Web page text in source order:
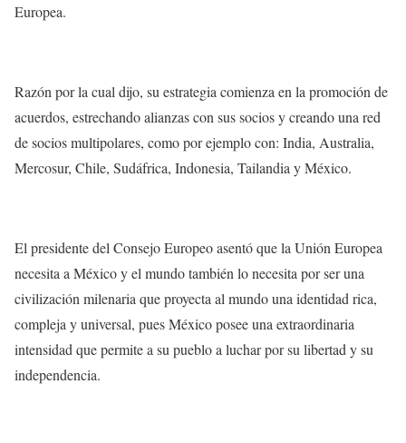
Europea.
Razón por la cual dijo, su estrategia comienza en la promoción de
acuerdos, estrechando alianzas con sus socios y creando una red
de socios multipolares, como por ejemplo con: India, Australia,
Mercosur, Chile, Sudáfrica, Indonesia, Tailandia y México.
El presidente del Consejo Europeo asentó que la Unión Europea
necesita a México y el mundo también lo necesita por ser una
civilización milenaria que proyecta al mundo una identidad rica,
compleja y universal, pues México posee una extraordinaria
intensidad que permite a su pueblo a luchar por su libertad y su
independencia.